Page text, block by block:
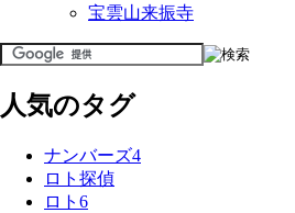
宝雲山来振寺
人気のタグ
ナンバーズ4
ロト探偵
ロト6